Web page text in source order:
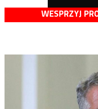
WESPRZYJ